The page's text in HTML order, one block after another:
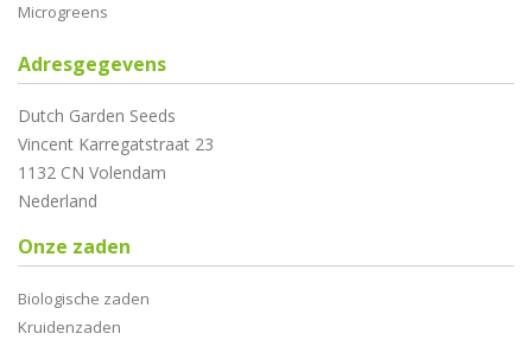
Microgreens
Adresgegevens
Dutch Garden Seeds
Vincent Karregatstraat 23
1132 CN Volendam
Nederland
Onze zaden
Biologische zaden
Kruidenzaden